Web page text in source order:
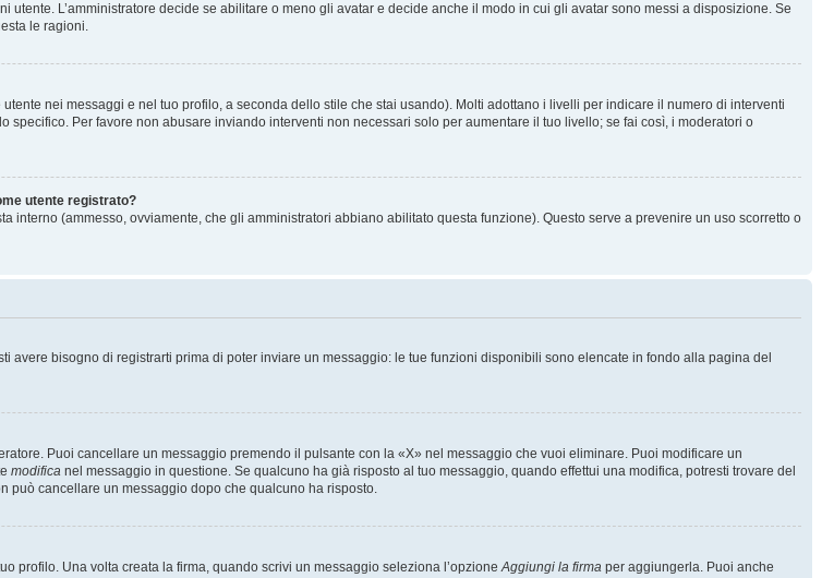
L’amministratore decide se abilitare o meno gli avatar e decide anche il modo in cui gli avatar sono messi a disposizione. Se
le ragioni.
nei messaggi e nel tuo profilo, a seconda dello stile che stai usando). Molti adottano i livelli per indicare il numero di interventi
Per favore non abusare inviando interventi non necessari solo per aumentare il tuo livello; se fai così, i moderatori o
utente registrato?
(ammesso, ovviamente, che gli amministratori abbiano abilitato questa funzione). Questo serve a prevenire un uso scorretto o
avere bisogno di registrarti prima di poter inviare un messaggio: le tue funzioni disponibili sono elencate in fondo alla pagina del
Puoi cancellare un messaggio premendo il pulsante con la «X» nel messaggio che vuoi eliminare. Puoi modificare un
modifica nel messaggio in questione. Se qualcuno ha già risposto al tuo messaggio, quando effettui una modifica, potresti trovare del
può cancellare un messaggio dopo che qualcuno ha risposto.
profilo. Una volta creata la firma, quando scrivi un messaggio seleziona l’opzioneAggiungi la firma per aggiungerla. Puoi anche